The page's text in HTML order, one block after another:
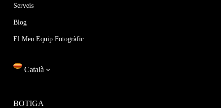
Serveis
Blog
El Meu Equip Fotogràfic
Català
BOTIGA